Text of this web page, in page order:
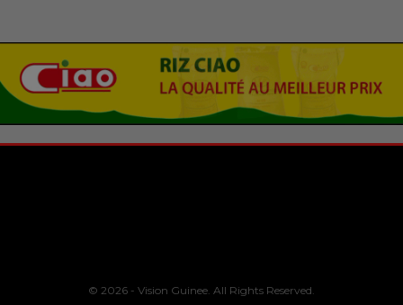
© 2026 - Vision Guinee. All Rights Reserved.